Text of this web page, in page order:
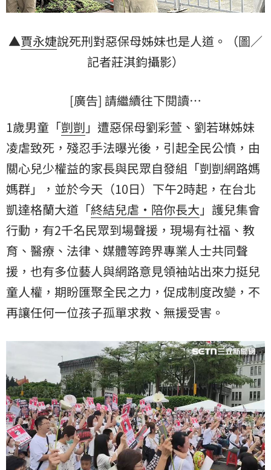
▲賈永婕說死刑對惡保母姊妹也是人道。（圖／
記者莊淇鈞攝影）
[廣告] 請繼續往下閱讀…
1歲男童「剴剴 」遭惡保母劉彩萱、劉若琳姊妹
凌虐致死，殘忍手法曝光後，引起全民公憤，由
關心兒少權益的家長與民眾自發組「剴剴網路媽
媽群」，並於今天（10日）下午2時起，在台北
凱達格蘭大道「終結兒虐・陪你長大 」護兒集會
行動，有2千名民眾到場聲援，現場有社福、教
育、醫療、法律、媒體等跨界專業人士共同聲
援，也有多位藝人與網路意見領袖站出來力挺兒
童人權，期盼匯聚全民之力，促成制度改變，不
再讓任何一位孩子孤單求救、無援受害。